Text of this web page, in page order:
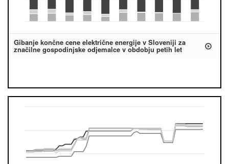
Gibanje končne cene električne energije v Sloveniji za
značilne gospodinjske odjemalce v obdobju petih let